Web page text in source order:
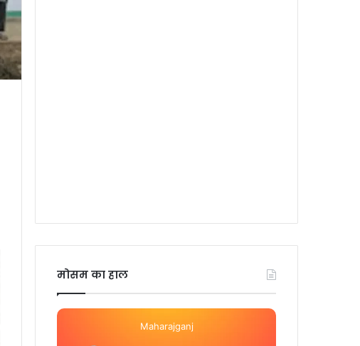
मोसम का हाल
Maharajganj